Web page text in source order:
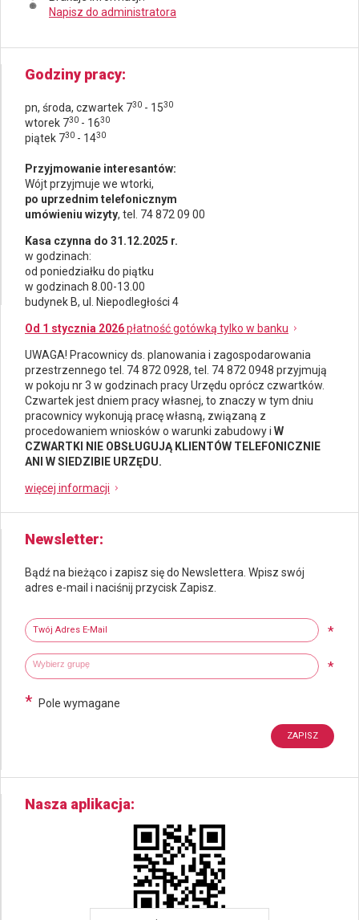
Napisz do administratora
Godziny pracy
pn, środa, czwartek 730 - 1530
wtorek 730 - 1630
piątek 730 - 1430
Przyjmowanie interesantów:
Wójt przyjmuje we wtorki,
po uprzednim telefonicznym
umówieniu wizyty, tel. 74 872 09 00
Kasa czynna do 31.12.2025 r.
w godzinach:
od poniedziałku do piątku
w godzinach 8.00-13.00
budynek B, ul. Niepodległości 4
Od 1 stycznia 2026płatność gotówką tylko w banku
UWAGA! Pracownicy ds. planowania i zagospodarowania
przestrzennego tel. 74 872 0928, tel. 74 872 0948 przyjmują
w pokoju nr 3 w godzinach pracy Urzędu oprócz czwartków.
Czwartek jest dniem pracy własnej, to znaczy w tym dniu
pracownicy wykonują pracę własną, związaną z
procedowaniem wniosków o warunki zabudowy i W
CZWARTKI NIE OBSŁUGUJĄ KLIENTÓW TELEFONICZNIE
ANI W SIEDZIBIE URZĘDU.
więcej informacji
Newsletter
Bądź na bieżąco i zapisz się do Newslettera. Wpisz swój
adres e-mail i naciśnij przycisk Zapisz.
Twój adres e-mail
*
Wybierz grupy tematyczne *
Wpisz wyszukiwaną fraze
* Pole wymagane
Nasza aplikacja